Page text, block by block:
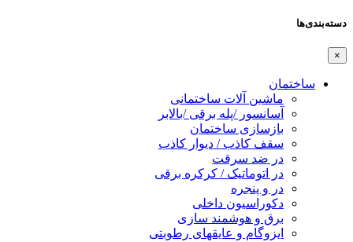
دسته‌بندی‌ها
×
ساختمان
ماشین آلات ساختمانی
آسانسور /پله برقی /بالابر
بازسازی ساختمان
سقف کاذب / دیوار کاذب
در ضد سرقت
در اتوماتیک / کرکره برقی
در و پنجره
دکوراسیون داخلی
برق و هوشمند سازی
ایزوگام و عایقهای رطوبتی